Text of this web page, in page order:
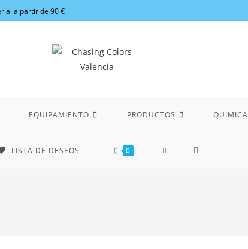
a partir de 90 €
EQUIPAMIENTO PRODUCTOS QUIMICA
LISTA DE DESEOS - 0